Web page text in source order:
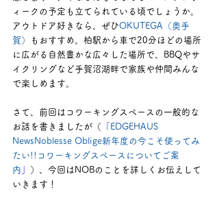
ィークの予定も立てられている頃でしょうか。
アウトドア好きなら、ぜひOKUTEGA（奥手
賀）
もおすすめ。柏駅から車で20分ほどの場所
に広がる自然豊かな広々した場所で、BBQやサ
イクリングなど手賀沼湖畔で家族や仲間みんな
で楽しめます。
さて、前回はコワーキングスペースの一般的な
お話を書きましたが（ 「 EDGEHAUS
NewsNoblesse Oblige新年度の今こそ使ってみ
たい!!コワーキングスペースについてご案
内 」 ）、今回はNOBのことを詳しくお伝えして
いきます！